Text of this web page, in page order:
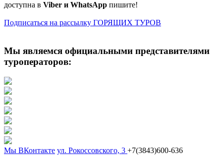
доступна в Viber и WhatsApp пишите!
Подписаться на рассылку ГОРЯЩИХ ТУРОВ
Мы являемся официальными представителями
туроператоров:
Мы ВКонтакте ул. Рокоссовского, 3 +7(3843)600-636